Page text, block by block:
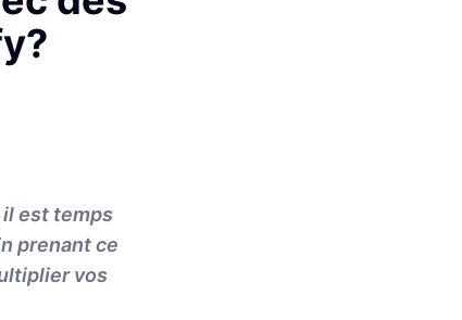
est temps
prenant ce
vos